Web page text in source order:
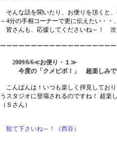
そんな話を聞いたり、お便りを頂くと
～4分の手相コーナーで更に伝えたい・・
皆さんも、応援してくださいね～！ 次
ーーーーーーーーーーーーーーーーーー
2009/6/6≪お便り・１≫
今度の「クメピポ！」 超楽しみで
こんばんは！いつも楽しく拝見してお
うスタジオに登場されるのですね！ 超楽
（Ｓさん）
観て下さいね～！（西谷）